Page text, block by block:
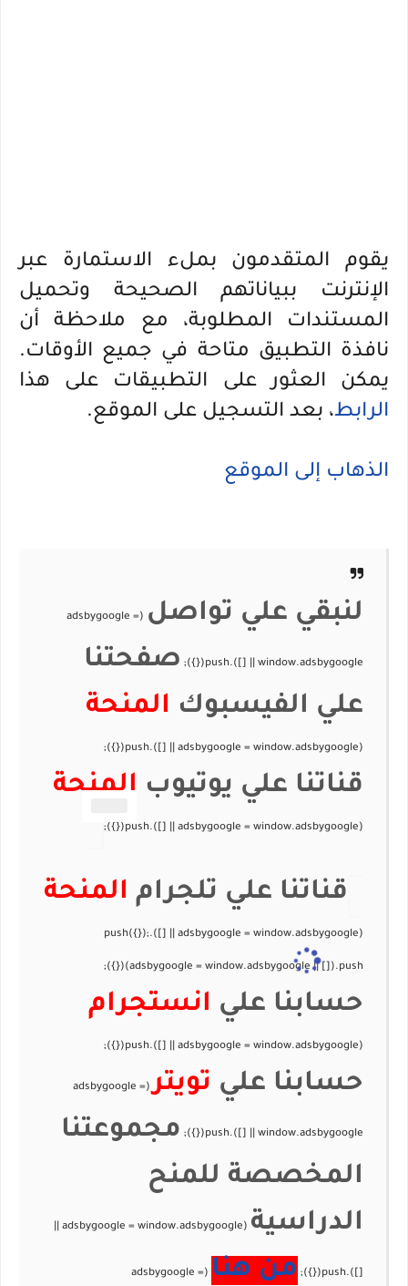
يقوم المتقدمون بملء الاستمارة عبر
الإنترنت ببياناتهم الصحيحة وتحميل
المستندات المطلوبة، مع ملاحظة أن
نافذة التطبيق متاحة في جميع الأوقات.
يمكن العثور على التطبيقات على هذا
الرابط، بعد التسجيل على الموقع.
الذهاب إلى الموقع
لنبقي علي تواصل
صفحتنا
علي الفيسبوك المنحة
قناتنا علي يوتيوب المنحة
قناتنا علي تلجرام المنحة
حسابنا علي انستجرام
حسابنا علي تويتر
مجموعتنا
المخصصة للمنح
الدراسية
من هنا